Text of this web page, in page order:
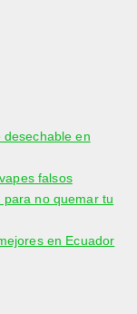
en
falsos
no quemar tu
en Ecuador